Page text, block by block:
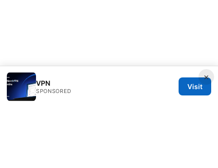
×
VPN
SPONSORED
Visit